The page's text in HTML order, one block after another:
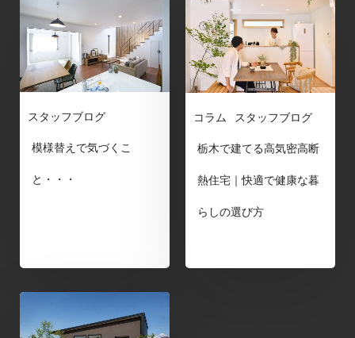
スタッフブログ
模様替えで気づくこ
と・・・
コラム スタッフブログ
栃木で建てる高気密高断
熱住宅｜快適で健康な暮
らしの選び方